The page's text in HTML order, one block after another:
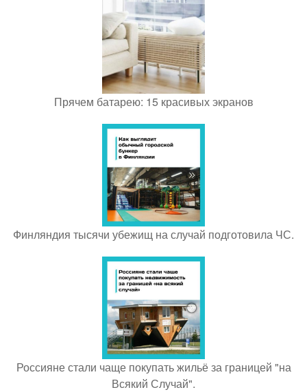
Прячем батарею: 15 красивых экранов
Финляндия тысячи убежищ на случай подготовила ЧС.
Россияне стали чаще покупать жильё за границей "на
Всякий Случай".